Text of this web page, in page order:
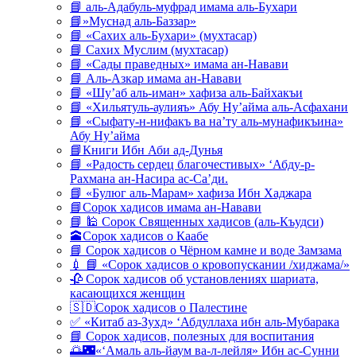
📘 аль-Адабуль-муфрад имама аль-Бухари
📘»Муснад аль-Баззар»
📘 «Сахих аль-Бухари» (мухтасар)
📘 Сахих Муслим (мухтасар)
📘 «Сады праведных» имама ан-Навави
📘 Аль-Азкар имама ан-Навави
📘 «Шу’аб аль-иман» хафиза аль-Байхакъи
📘 «Хильятуль-аулияъ» Абу Ну’айма аль-Асфахани
📘 «Сыфату-н-нифакъ ва на’ту аль-мунафикъина»
Абу Ну’айма
📘Книги Ибн Аби ад-Дунья
📘 «Радость сердец благочестивых» ‘Абду-р-
Рахмана ан-Насира ас-Са’ди.
📘 «Булюг аль-Марам» хафиза Ибн Хаджара
📘Сорок хадисов имама ан-Навави
📘 🕌 Сорок Священных хадисов (аль-Къудси)
🕋Сорок хадисов о Каабе
📘 Сорок хадисов о Чёрном камне и воде Замзама
💉 📘 «Сорок хадисов о кровопускании /хиджама/»
🥀 Сорок хадисов об установлениях шариата,
касающихся женщин
🇸🇩Сорок хадисов о Палестине
✅ «Китаб аз-Зухд» ‘Абдуллаха ибн аль-Мубарака
📘 Сорок хадисов, полезных для воспитания
🌅🌃«‘Амаль аль-йаум ва-л-лейля» Ибн ас-Сунни